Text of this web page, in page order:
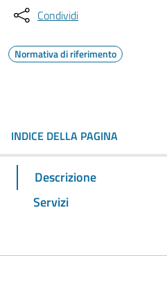
Condividi
Normativa di riferimento
INDICE DELLA PAGINA
Descrizione
Servizi